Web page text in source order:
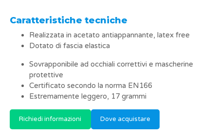
Caratteristiche tecniche
Realizzata in acetato antiappannante, latex free
Dotato di fascia elastica
Sovrapponibile ad occhiali correttivi e mascherine
protettive
Certificato secondo la norma EN166
Estremamente leggero, 17 grammi
Richiedi informazioni Dove acquistare